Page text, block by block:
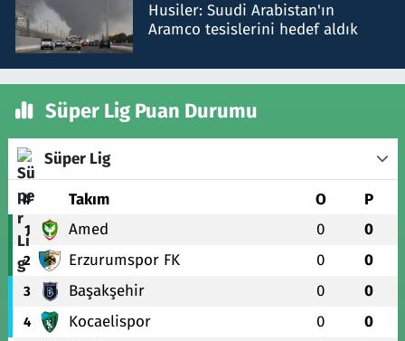
Husiler: Suudi Arabistan'ın
Aramco tesislerini hedef aldık
Süper Lig Puan Durumu
Süper Lig
# Takım O P
1 Amed 0 0
2 Erzurumspor FK 0 0
3 Başakşehir 0 0
4 Kocaelispor 0 0